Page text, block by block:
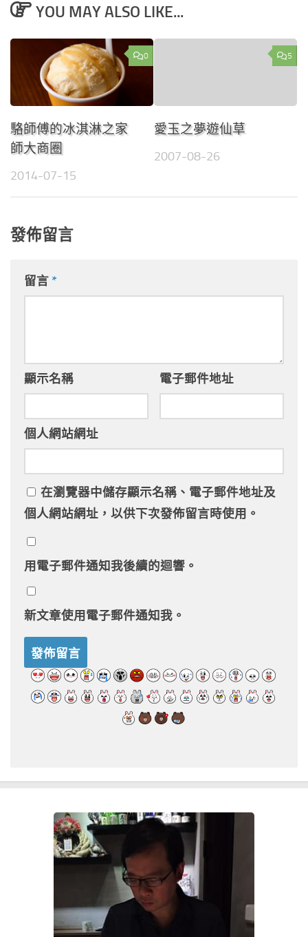
YOU MAY ALSO LIKE...
0
駱師傅的冰淇淋之家
師大商圈
2014-07-15
5
愛玉之夢遊仙草
2007-08-26
發佈留言
留言 *
顯示名稱 電子郵件地址
個人網站網址
在瀏覽器中儲存顯示名稱、電子郵件地址及
個人網站網址，以供下次發佈留言時使用。
用電子郵件通知我後續的迴響。
新文章使用電子郵件通知我。